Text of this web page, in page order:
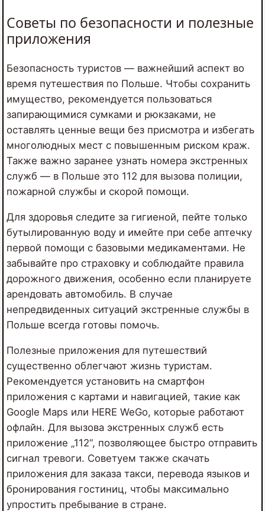
Советы по безопасности и полезные
приложения
Безопасность туристов — важнейший аспект во
время путешествия по Польше. Чтобы сохранить
имущество, рекомендуется пользоваться
запирающимися сумками и рюкзаками, не
оставлять ценные вещи без присмотра и избегать
многолюдных мест с повышенным риском краж.
Также важно заранее узнать номера экстренных
служб — в Польше это 112 для вызова полиции,
пожарной службы и скорой помощи.
Для здоровья следите за гигиеной, пейте только
бутылированную воду и имейте при себе аптечку
первой помощи с базовыми медикаментами. Не
забывайте про страховку и соблюдайте правила
дорожного движения, особенно если планируете
арендовать автомобиль. В случае
непредвиденных ситуаций экстренные службы в
Польше всегда готовы помочь.
Полезные приложения для путешествий
существенно облегчают жизнь туристам.
Рекомендуется установить на смартфон
приложения с картами и навигацией, такие как
Google Maps или HERE WeGo, которые работают
офлайн. Для вызова экстренных служб есть
приложение „112“, позволяющее быстро отправить
сигнал тревоги. Советуем также скачать
приложения для заказа такси, перевода языков и
бронирования гостиниц, чтобы максимально
упростить пребывание в стране.